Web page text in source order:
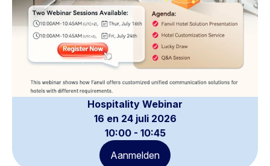
Hospitality Webinar
16 en 24 juli 2026
10:00 - 10:45
Aanmelden